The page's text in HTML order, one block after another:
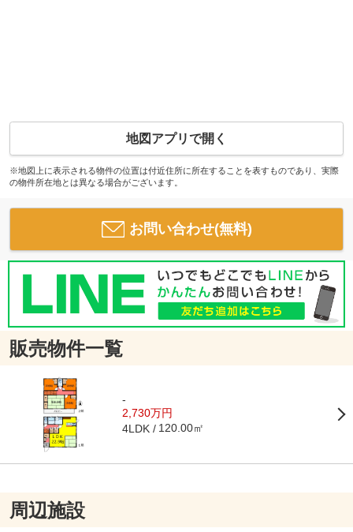
地図アプリで開く
※地図上に表示される物件の位置は付近住所に所在することを表すものであり、実際
の物件所在地とは異なる場合がございます。
お問い合わせ(無料)
販売物件一覧
-
2,730万円
4LDK 120.00㎡
周辺施設